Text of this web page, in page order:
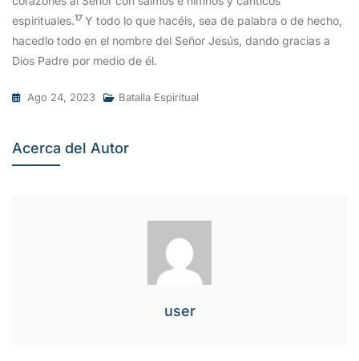
espirituales.17 Y todo lo que hacéis, sea de palabra o de hecho,
hacedlo todo en el nombre del Señor Jesús, dando gracias a
Dios Padre por medio de él.
Ago 24, 2023 Batalla Espiritual
Acerca del Autor
user